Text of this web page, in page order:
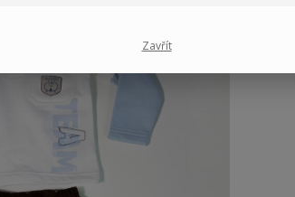
Zavřít